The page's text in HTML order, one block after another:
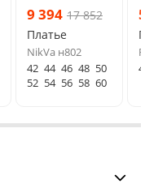
9 394 17 852
Платье
NikVa н802
42 44 46 48 50
52 54 56 58 60